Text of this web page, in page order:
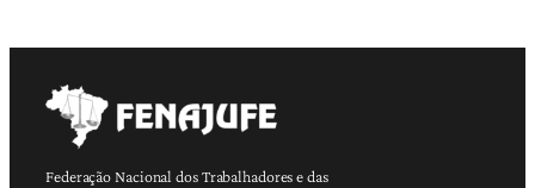
Federação Nacional dos Trabalhadores e das